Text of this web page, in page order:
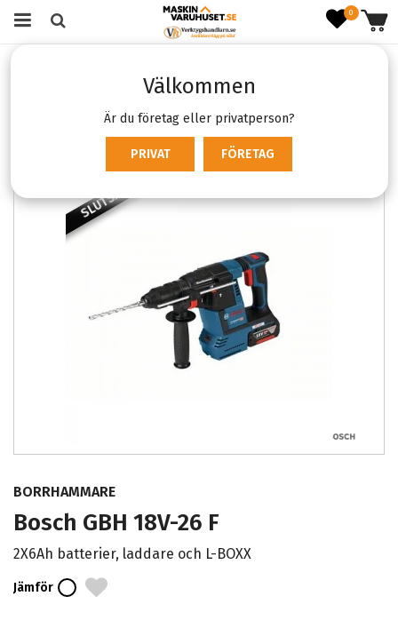
0
Välkommen
Är du företag eller privatperson?
PRIVAT FÖRETAG
Borr- & Bilningshammare
Bosch GBH 18V-26 F
SLUTSÅLD
BORRHAMMARE
Bosch GBH 18V-26 F
2X6Ah batterier, laddare och L-BOXX
Jämför